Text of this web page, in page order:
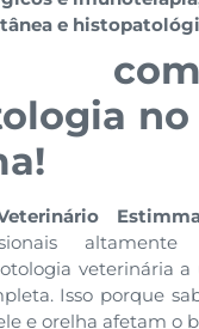
e
no
altamente
veterinária a
Isso porque
e orelha afetam o